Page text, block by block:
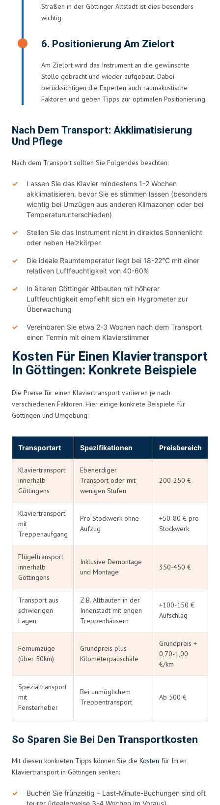
Straßen in der Göttinger Altstadt ist dies besonders
wichtig.
6. Positionierung Am Zielort
Am Zielort wird das Instrument an die gewünschte
Stelle gebracht und wieder aufgebaut. Dabei
berücksichtigen die Experten auch raumakustische
Faktoren und geben Tipps zur optimalen Positionierung.
Nach Dem Transport: Akklimatisierung
Und Pflege
Nach dem Transport sollten Sie Folgendes beachten:
Lassen Sie das Klavier mindestens 1-2 Wochen
akklimatisieren, bevor Sie es stimmen lassen (besonders
wichtig bei Umzügen aus anderen Klimazonen oder bei
Temperaturunterschieden)
Stellen Sie das Instrument nicht in direktes Sonnenlicht
oder neben Heizkörper
Die ideale Raumtemperatur liegt bei 18-22°C mit einer
relativen Luftfeuchtigkeit von 40-60%
In älteren Göttinger Altbauten mit höherer
Luftfeuchtigkeit empfiehlt sich ein Hygrometer zur
Überwachung
Vereinbaren Sie etwa 2-3 Wochen nach dem Transport
einen Termin mit einem Klavierstimmer
Kosten Für Einen Klaviertransport
In Göttingen: Konkrete Beispiele
Die Preise für einen Klaviertransport variieren je nach
verschiedenen Faktoren. Hier einige konkrete Beispiele für
Göttingen und Umgebung:
Transportart Spezifikationen Preisbereich
Klaviertransport
innerhalb
Göttingens
Ebenerdiger
Transport oder mit
wenigen Stufen
200-250 €
Klaviertransport
mit
Treppenaufgang
Pro Stockwerk ohne
Aufzug
+50-80 € pro
Stockwerk
Flügeltransport
innerhalb
Göttingens
Inklusive Demontage
und Montage
350-450 €
Transport aus
schwierigen
Lagen
Z.B. Altbauten in der
Innenstadt mit engen
Treppenhäusern
+100-150 €
Aufschlag
Fernumzüge
(über 50km)
Grundpreis plus
Kilometerpauschale
Grundpreis +
0,70-1,00
€/km
Spezialtransport
mit
Fensterheber
Bei unmöglichem
Treppentransport
Ab 500 €
So Sparen Sie Bei Den Transportkosten
Mit diesen konkreten Tipps können Sie die Kosten für Ihren
Klaviertransport in Göttingen senken:
Buchen Sie frühzeitig – Last-Minute-Buchungen sind oft
teurer (idealerweise 3-4 Wochen im Voraus)